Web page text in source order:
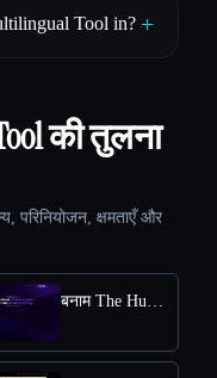
Tool in? +
की तुलना
परिनियोजन, क्षमताएँ और
बनाम The Humanize Ai Pro